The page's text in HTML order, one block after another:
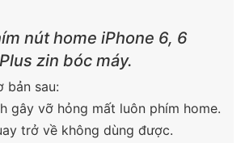
nút home iPhone 6, 6
zin bóc máy.
bản sau:
gây vỡ hỏng mất luôn phím home.
trở về không dùng được.